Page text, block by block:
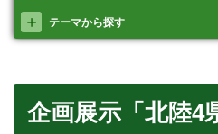
テーマから探す
企画展示「北陸4